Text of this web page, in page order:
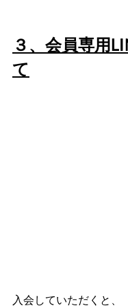
３、会員専用
て
入会していただくと、